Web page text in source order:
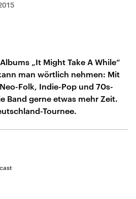
„It Might Take A While“
man wörtlich nehmen: Mit
Folk, Indie-Pop und 70s-
Band gerne etwas mehr Zeit.
Tournee.